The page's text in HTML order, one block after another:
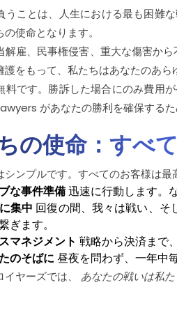
うことは、人生における最も困難
使命となります。
解雇、民事権侵害、重大な傷害か
をもって、私たちはあなたのあら
料です。勝訴した場合にのみ費用
があなたの勝利を確保するた
の使命：すべ
ンプルです。すべてのお客様は
な事件準備迅速に行動します。
集中 回復の間、我々は戦い、そ
ぎます。
マネジメント 戦略から決済まで
のそばに 昼夜を問わず、一年中
ヤーズでは、 あなたの戦いは私た